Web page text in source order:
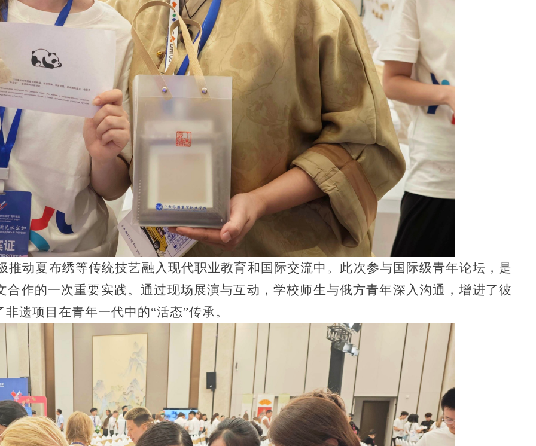
推动夏布绣等传统技艺融入现代职业教育和国际交流中。此次参与国际级青年论坛，是
作的一次重要实践。通过现场展演与互动，学校师生与俄方青年深入沟通，增进了彼
遗项目在青年一代中的“活态”传承。